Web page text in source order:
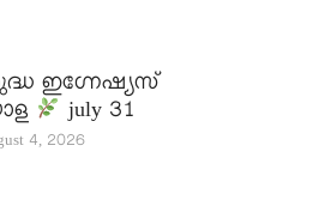
ഇഗ്നേഷ്യസ്
july 31
4, 2026